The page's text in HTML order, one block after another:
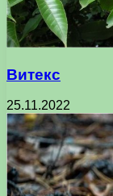
Витекс
25.11.2022